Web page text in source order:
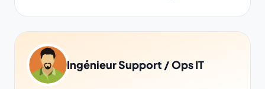
Ingénieur Support / Ops IT